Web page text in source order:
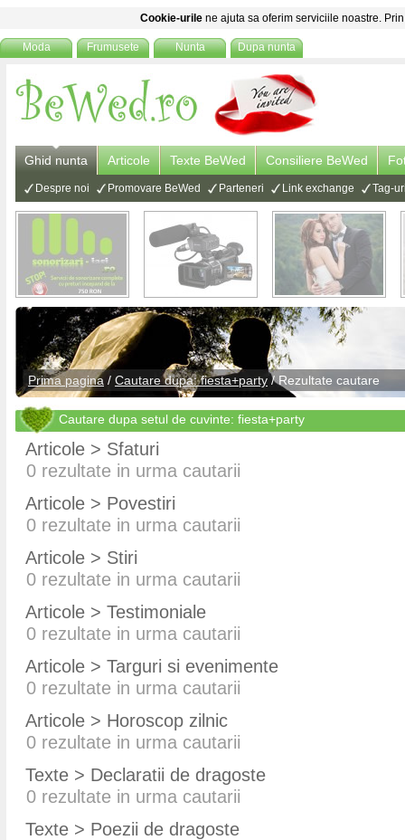
Cookie-urile ne ajuta sa oferim serviciile noastre.
Moda Frumusete Nunta Dupa nunta
Ghid nunta Articole Texte BeWed Consiliere BeWed
Despre noi Promovare BeWed Parteneri Link exchange Tag-
Prima pagina / Cautare dupa: fiesta+party / Rezultate cautare
Cautare dupa setul de cuvinte: fiesta+party
Articole > Sfaturi
0 rezultate in urma cautarii
Articole > Povestiri
0 rezultate in urma cautarii
Articole > Stiri
0 rezultate in urma cautarii
Articole > Testimoniale
0 rezultate in urma cautarii
Articole > Targuri si evenimente
0 rezultate in urma cautarii
Articole > Horoscop zilnic
0 rezultate in urma cautarii
Texte > Declaratii de dragoste
0 rezultate in urma cautarii
Texte > Poezii de dragoste